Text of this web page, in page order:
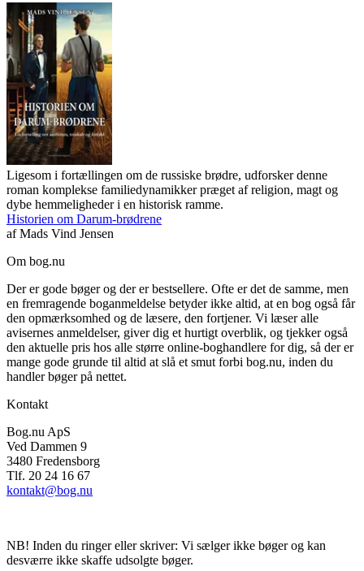
Ligesom i fortællingen om de russiske brødre, udforsker denne
roman komplekse familiedynamikker præget af religion, magt og
dybe hemmeligheder i en historisk ramme.
Historien om Darum-brødrene
afMads Vind Jensen
Om bog.nu
Der er gode bøger og der er bestsellere. Ofte er det de samme, men
en fremragende boganmeldelse betyder ikke altid, at en bog også får
den opmærksomhed og de læsere, den fortjener. Vi læser alle
avisernes anmeldelser, giver dig et hurtigt overblik, og tjekker også
den aktuelle pris hos alle større online-boghandlere for dig, så der er
mange gode grunde til altid at slå et smut forbi bog.nu, inden du
handler bøger på nettet.
Kontakt
Bog.nu ApS
Ved Dammen 9
3480 Fredensborg
Tlf. 20 24 16 67
kontakt@bog.nu
NB! Inden du ringer eller skriver: Vi sælger ikke bøger og kan
desværre ikke skaffe udsolgte bøger.